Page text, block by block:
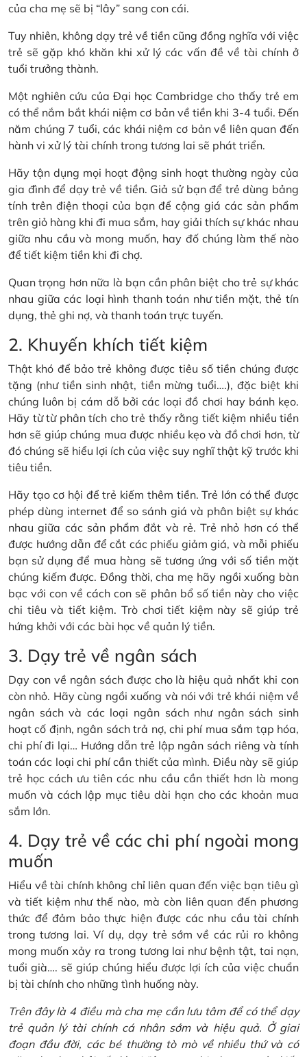
của cha mẹ sẽ bị “lây” sang con cái.
Tuy nhiên, không dạy trẻ về tiền cũng đồng nghĩa với việc
trẻ sẽ gặp khó khăn khi xử lý các vấn đề về tài chính ở
tuổi trưởng thành.
Một nghiên cứu của Đại học Cambridge cho thấy trẻ em
có thể nắm bắt khái niệm cơ bản về tiền khi 3-4 tuổi. Đến
năm chúng 7 tuổi, các khái niệm cơ bản về liên quan đến
hành vi xử lý tài chính trong tương lai sẽ phát triển.
Hãy tận dụng mọi hoạt động sinh hoạt thường ngày của
gia đình để dạy trẻ về tiền. Giả sử bạn để trẻ dùng bảng
tính trên điện thoại của bạn để cộng giá các sản phẩm
trên giỏ hàng khi đi mua sắm, hay giải thích sự khác nhau
giữa nhu cầu và mong muốn, hay đố chúng làm thế nào
để tiết kiệm tiền khi đi chợ.
Quan trọng hơn nữa là bạn cần phân biệt cho trẻ sự khác
nhau giữa các loại hình thanh toán như tiền mặt, thẻ tín
dụng, thẻ ghi nợ, và thanh toán trực tuyến.
2. Khuyến khích tiết kiệm
Thật khó để bảo trẻ không được tiêu số tiền chúng được
tặng (như tiền sinh nhật, tiền mừng tuổi….), đặc biệt khi
chúng luôn bị cám dỗ bởi các loại đồ chơi hay bánh kẹo.
Hãy từ từ phân tích cho trẻ thấy rằng tiết kiệm nhiều tiền
hơn sẽ giúp chúng mua được nhiều kẹo và đồ chơi hơn, từ
đó chúng sẽ hiểu lợi ích của việc suy nghĩ thật kỹ trước khi
tiêu tiền.
Hãy tạo cơ hội để trẻ kiếm thêm tiền. Trẻ lớn có thể được
phép dùng internet để so sánh giá và phân biệt sự khác
nhau giữa các sản phẩm đắt và rẻ. Trẻ nhỏ hơn có thể
được hướng dẫn để cắt các phiếu giảm giá, và mỗi phiếu
bạn sử dụng để mua hàng sẽ tương ứng với số tiền mặt
chúng kiếm được. Đồng thời, cha mẹ hãy ngồi xuống bàn
bạc với con về cách con sẽ phân bổ số tiền này cho việc
chi tiêu và tiết kiệm. Trò chơi tiết kiệm này sẽ giúp trẻ
hứng khởi với các bài học về quản lý tiền.
3. Dạy trẻ về ngân sách
Dạy con về ngân sách được cho là hiệu quả nhất khi con
còn nhỏ. Hãy cùng ngồi xuống và nói với trẻ khái niệm về
ngân sách và các loại ngân sách như ngân sách sinh
hoạt cố định, ngân sách trả nợ, chi phí mua sắm tạp hóa,
chi phí đi lại… Hướng dẫn trẻ lập ngân sách riêng và tính
toán các loại chi phí cần thiết của mình. Điều này sẽ giúp
trẻ học cách ưu tiên các nhu cầu cần thiết hơn là mong
muốn và cách lập mục tiêu dài hạn cho các khoản mua
sắm lớn.
4. Dạy trẻ về các chi phí ngoài mong
muốn
Hiểu về tài chính không chỉ liên quan đến việc bạn tiêu gì
và tiết kiệm như thế nào, mà còn liên quan đến phương
thức để đảm bảo thực hiện được các nhu cầu tài chính
trong tương lai. Ví dụ, dạy trẻ sớm về các rủi ro không
mong muốn xảy ra trong tương lai như bệnh tật, tai nạn,
tuổi già…. sẽ giúp chúng hiểu được lợi ích của việc chuẩn
bị tài chính cho những tình huống này.
Trên đây là 4 điều mà cha mẹ cần lưu tâm để có thể dạy
trẻ quản lý tài chính cá nhân sớm và hiệu quả. Ở giai
đoạn đầu đời, các bé thường tò mò về nhiều thứ và có